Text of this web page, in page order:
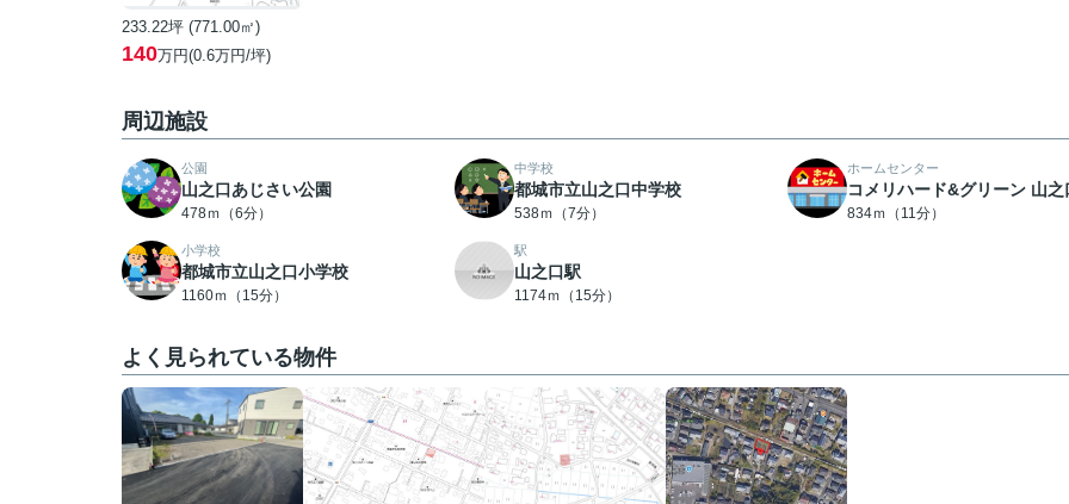
233.22坪 (771.00㎡)
140万円(0.6万円/坪)
周辺施設
公園
山之口あじさい公園
478ｍ（6分）
中学校
都城市立山之口中学校
538ｍ（7分）
ホームセンター
コメリハード&グリーン 山之
834ｍ（11分）
小学校
都城市立山之口小学校
1160ｍ（15分）
駅
山之口駅
1174ｍ（15分）
よく見られている物件